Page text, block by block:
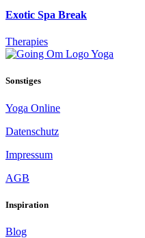
Exotic Spa Break
Therapies
Sonstiges
Yoga Online
Datenschutz
Impressum
AGB
Inspiration
Blog